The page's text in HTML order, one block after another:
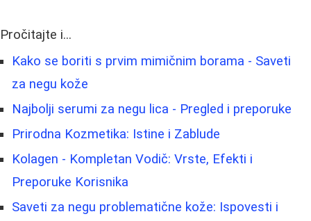
Pročitajte i...
Kako se boriti s prvim mimičnim borama - Saveti
za negu kože
Najbolji serumi za negu lica - Pregled i preporuke
Prirodna Kozmetika: Istine i Zablude
Kolagen - Kompletan Vodič: Vrste, Efekti i
Preporuke Korisnika
Saveti za negu problematične kože: Ispovesti i